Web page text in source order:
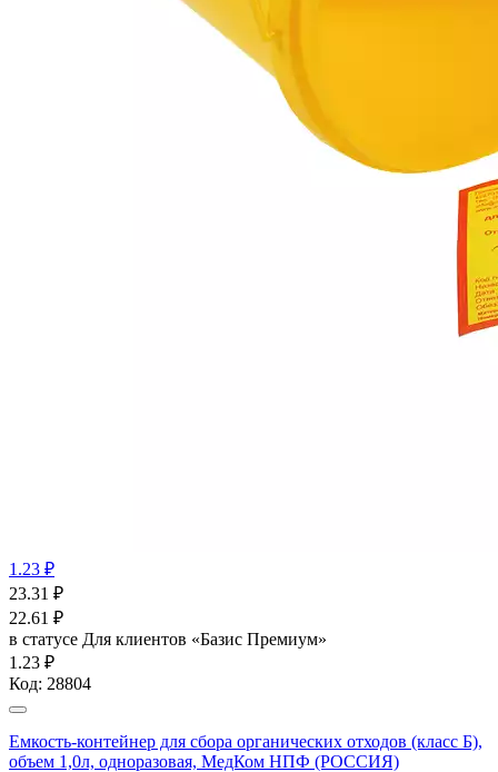
1.23 ₽
23.31 ₽
22.61 ₽
в статусе Для клиентов «Базис Премиум»
1.23 ₽
Код: 28804
Емкость-контейнер для сбора органических отходов (класс Б),
объем 1,0л, одноразовая, МедКом НПФ (РОССИЯ)